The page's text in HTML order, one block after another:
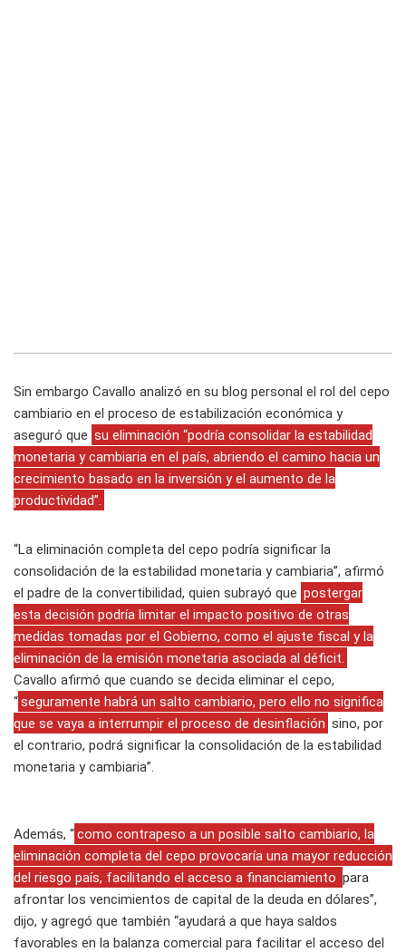
Sin embargo Cavallo analizó en su blog personal el rol del cepo
cambiario en el proceso de estabilización económica y
aseguró que su eliminación “podría consolidar la estabilidad
monetaria y cambiaria en el país, abriendo el camino hacia un
crecimiento basado en la inversión y el aumento de la
productividad”.
“La eliminación completa del cepo podría significar la
consolidación de la estabilidad monetaria y cambiaria”, afirmó
el padre de la convertibilidad, quien subrayó que postergar
esta decisión podría limitar el impacto positivo de otras
medidas tomadas por el Gobierno, como el ajuste fiscal y la
eliminación de la emisión monetaria asociada al déficit.
Cavallo afirmó que cuando se decida eliminar el cepo,
“seguramente habrá un salto cambiario, pero ello no significa
que se vaya a interrumpir el proceso de desinflación sino, por
el contrario, podrá significar la consolidación de la estabilidad
monetaria y cambiaria”.
Además, “como contrapeso a un posible salto cambiario, la
eliminación completa del cepo provocaría una mayor reducción
del riesgo país, facilitando el acceso a financiamiento para
afrontar los vencimientos de capital de la deuda en dólares”,
dijo, y agregó que también “ayudará a que haya saldos
favorables en la balanza comercial para facilitar el acceso del